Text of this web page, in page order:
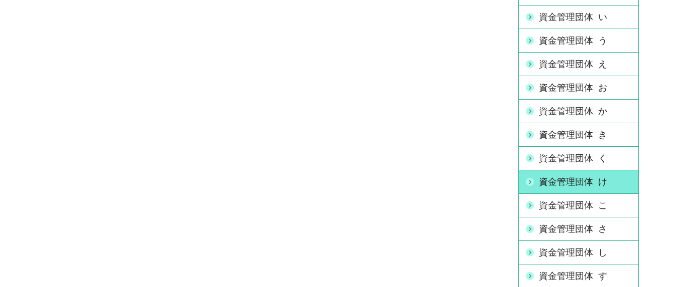
資金管理団体 い
資金管理団体 う
資金管理団体 え
資金管理団体 お
資金管理団体 か
資金管理団体 き
資金管理団体 く
資金管理団体 け
資金管理団体 こ
資金管理団体 さ
資金管理団体 し
資金管理団体 す